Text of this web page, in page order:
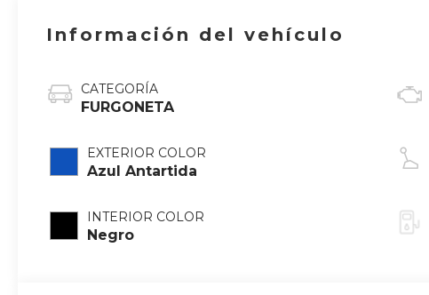
Información del vehículo
CATEGORÍA
FURGONETA
EXTERIOR COLOR
Azul Antartida
INTERIOR COLOR
Negro